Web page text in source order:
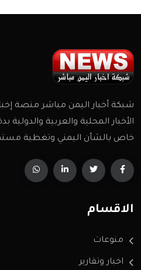
شبكة أخبار اليمن مباشر منصة
الأخبار المحلية والعربية
خاص بالشأن اليمني وتغطية
الاقسام
منوعات
اخبار وتقارير